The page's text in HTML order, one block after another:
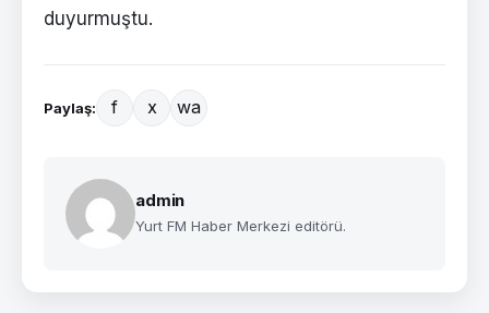
duyurmuştu.
Paylaş: f x wa
admin
Yurt FM Haber Merkezi editörü.